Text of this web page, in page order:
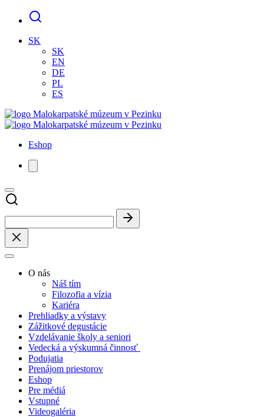
SK
SK
EN
DE
PL
ES
Eshop
O nás
Náš tím
Filozofia a vízia
Kariéra
Prehliadky a výstavy
Zážitkové degustácie
Vzdelávanie školy a seniori
Vedecká a výskumná činnosť
Podujatia
Prenájom priestorov
Eshop
Pre médiá
Vstupné
Videogaléria